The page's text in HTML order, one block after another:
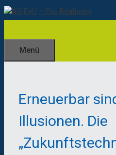
Zum
Inhalt
Menü
Erneuerbar
Illusionen. Die